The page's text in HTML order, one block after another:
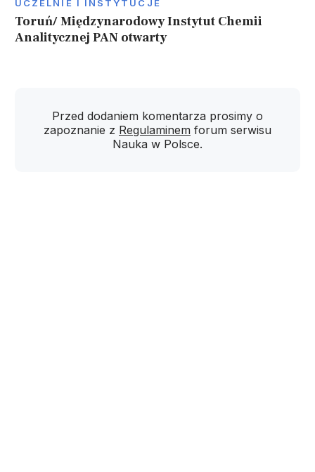
UCZELNIE I INSTYTUCJE
Toruń/ Międzynarodowy Instytut Chemii
Analitycznej PAN otwarty
Przed dodaniem komentarza prosimy o
zapoznanie z Regulaminem forum serwisu
Nauka w Polsce.